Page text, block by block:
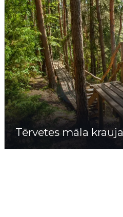
Tērvetes māla krauja